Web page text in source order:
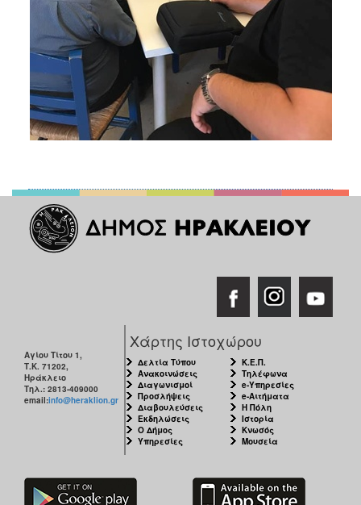
Αγίου Τίτου 1,
Τ.Κ. 71202,
Ηράκλειο
Τηλ.: 2813-409000
email:info@heraklion.gr
Χάρτης Ιστοχώρου
Δελτία Τύπου
Ανακοινώσεις
Διαγωνισμοί
Προσλήψεις
Διαβουλεύσεις
Εκδηλώσεις
Ο Δήμος
Υπηρεσίες
Κ.Ε.Π.
Τηλέφωνα
e-Υπηρεσίες
e-Αιτήματα
Η Πόλη
Ιστορία
Κνωσός
Μουσεία